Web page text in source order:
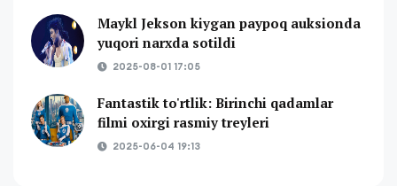
Maykl Jekson kiygan paypoq auksionda
yuqori narxda sotildi
2025-08-01 17:05
Fantastik to'rtlik: Birinchi qadamlar
filmi oxirgi rasmiy treyleri
2025-06-04 19:13